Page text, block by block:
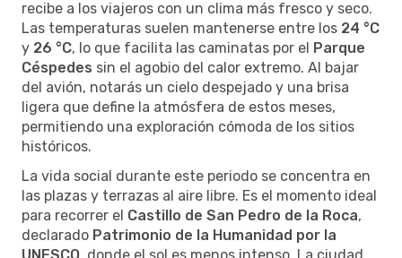
recibe a los viajeros con un clima más fresco y seco.
Las temperaturas suelen mantenerse entre los 24 °C
y 26 °C, lo que facilita las caminatas por el Parque
Céspedes sin el agobio del calor extremo. Al bajar
del avión, notarás un cielo despejado y una brisa
ligera que define la atmósfera de estos meses,
permitiendo una exploración cómoda de los sitios
históricos.
La vida social durante este periodo se concentra en
las plazas y terrazas al aire libre. Es el momento ideal
para recorrer el Castillo de San Pedro de la Roca,
declarado Patrimonio de la Humanidad por la